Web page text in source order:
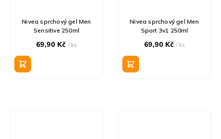
Nivea sprchový gel Men
Sensitive 250ml
69,90 Kč/ ks
Nivea sprchový gel Men
Sport 3v1 250ml
69,90 Kč/ ks